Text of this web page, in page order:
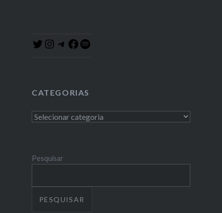
TwitterInstagram
TelegramFacebook
CATEGORIAS
Categorias
Pesquisar
PESQUISAR